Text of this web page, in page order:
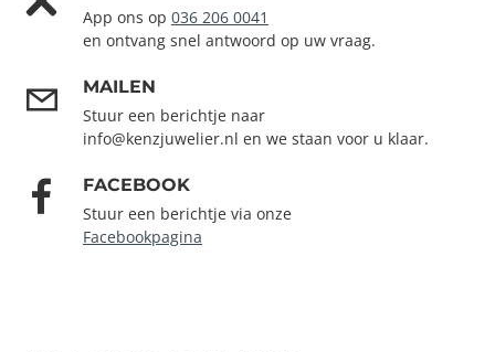
App ons op 036 206 0041
en ontvang snel antwoord op uw vraag.
MAILEN
Stuur een berichtje naar
info@kenzjuwelier.nl en we staan voor u klaar.
FACEBOOK
Stuur een berichtje via onze
Facebookpagina